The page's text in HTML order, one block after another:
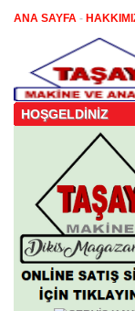
ANA SAYFA -
HOŞGELDİNİZ